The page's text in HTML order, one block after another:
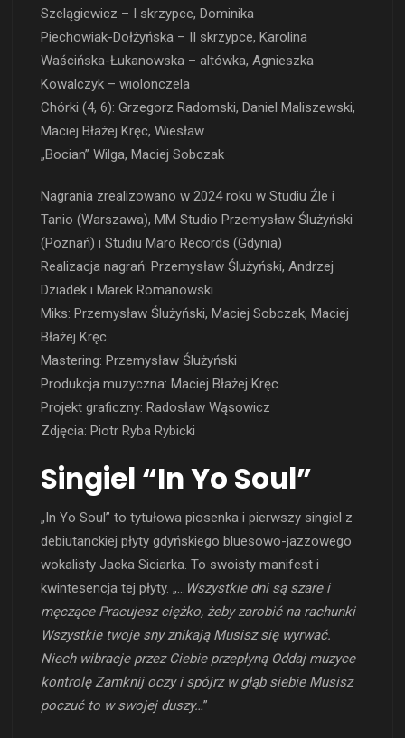
Szelągiewicz – I skrzypce, Dominika
Piechowiak-Dołżyńska – II skrzypce, Karolina
Waścińska-Łukanowska – altówka, Agnieszka
Kowalczyk – wiolonczela
Chórki (4, 6): Grzegorz Radomski, Daniel Maliszewski,
Maciej Błażej Kręc, Wiesław
„Bocian” Wilga, Maciej Sobczak
Nagrania zrealizowano w 2024 roku w Studiu Źle i
Tanio (Warszawa), MM Studio Przemysław Ślużyński
(Poznań) i Studiu Maro Records (Gdynia)
Realizacja nagrań: Przemysław Ślużyński, Andrzej
Dziadek i Marek Romanowski
Miks: Przemysław Ślużyński, Maciej Sobczak, Maciej
Błażej Kręc
Mastering: Przemysław Ślużyński
Produkcja muzyczna: Maciej Błażej Kręc
Projekt graficzny: Radosław Wąsowicz
Zdjęcia: Piotr Ryba Rybicki
Singiel “In Yo Soul”
„In Yo Soul” to tytułowa piosenka i pierwszy singiel z
debiutanckiej płyty gdyńskiego bluesowo-jazzowego
wokalisty Jacka Siciarka. To swoisty manifest i
kwintesencja tej płyty. „… Wszystkie dni są szare i
męczące Pracujesz ciężko, żeby zarobić na rachunki
Wszystkie twoje sny znikają Musisz się wyrwać.
Niech wibracje przez Ciebie przepłyną Oddaj muzyce
kontrolę Zamknij oczy i spójrz w głąb siebie Musisz
poczuć to w swojej duszy…”